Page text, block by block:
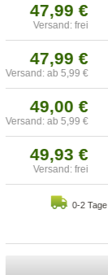
47,99 €
Versand: frei
47,99 €
Versand: ab 5,99 €
49,00 €
Versand: ab 5,99 €
49,93 €
Versand: frei
0-2 Tage